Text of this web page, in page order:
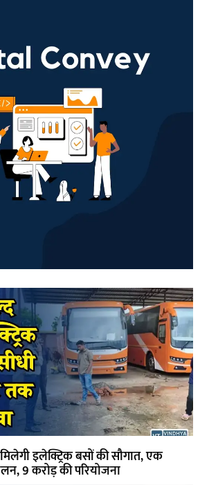
इलेक्ट्रिक बसों की सौगात, एक
9 करोड़ की परियोजना